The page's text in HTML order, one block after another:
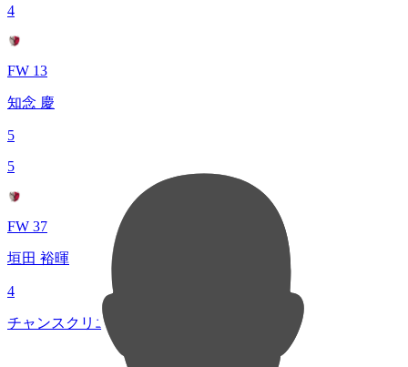
4
FW 13
知念 慶
5
5
FW 37
垣田 裕暉
4
チャンスクリエイト総数